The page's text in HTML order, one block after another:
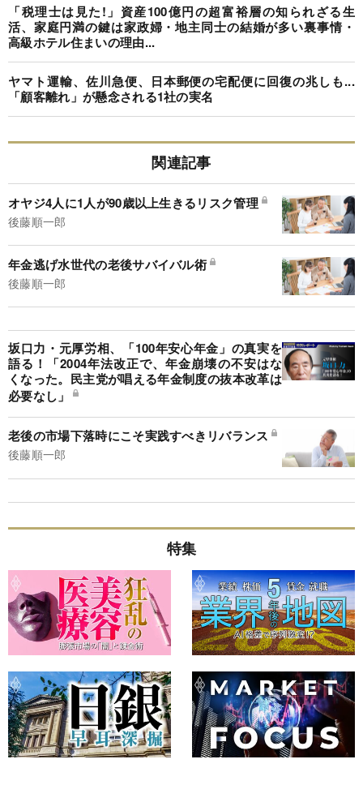
「税理士は見た!」資産100億円の超富裕層の知られざる生
活、家庭円満の鍵は家政婦・地主同士の結婚が多い裏事情・
高級ホテル住まいの理由...
ヤマト運輸、佐川急便、日本郵便の宅配便に回復の兆しも...
「顧客離れ」が懸念される1社の実名
関連記事
オヤジ4人に1人が90歳以上生きるリスク管理
後藤順一郎
年金逃げ水世代の老後サバイバル術
後藤順一郎
坂口力・元厚労相、「100年安心年金」の真実を
語る！「2004年法改正で、年金崩壊の不安はな
くなった。民主党が唱える年金制度の抜本改革は
必要なし」
老後の市場下落時にこそ実践すべきリバランス
後藤順一郎
特集